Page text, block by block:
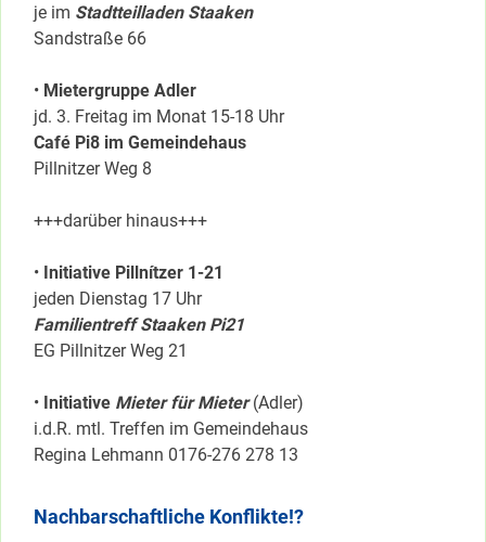
je im Stadtteilladen Staaken
Sandstraße 66
• Mietergruppe Adler
jd. 3. Freitag im Monat 15-18 Uhr
Café Pi8 im Gemeindehaus
Pillnitzer Weg 8
+++darüber hinaus+++
• Initiative Pillnítzer 1-21
jeden Dienstag 17 Uhr
Familientreff Staaken Pi21
EG Pillnitzer Weg 21
• Initiative Mieter für Mieter(Adler)
i.d.R. mtl. Treffen im Gemeindehaus
Regina Lehmann 0176-276 278 13
Nachbarschaftliche Konflikte!?